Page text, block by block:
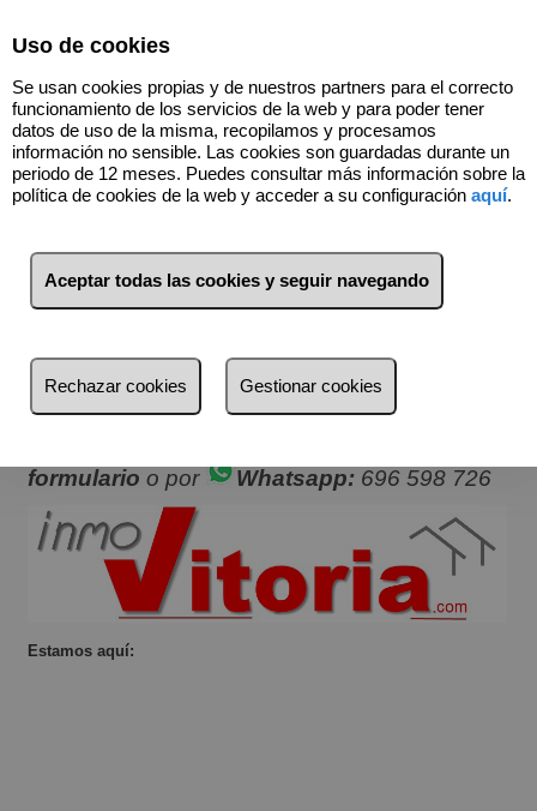
Dónde estamos
EXPERIENCIA
para tu tranquilidad.
InmoVITORIA.com
Avenida Gasteiz, 90
Teléfono:
696 598 726
inmo@globalzom.com
formulario o por Whatsapp:696 598 726
Estamos aquí:
Uso de cookies
Se usan cookies propias y de nuestros partners para el correcto
funcionamiento de los servicios de la web y para poder tener
datos de uso de la misma, recopilamos y procesamos
información no sensible. Las cookies son guardadas durante un
periodo de 12 meses. Puedes consultar más información sobre la
política de cookies de la web y acceder a su configuración aquí.
Aceptar todas las cookies y seguir navegando
Rechazar cookies Gestionar cookies